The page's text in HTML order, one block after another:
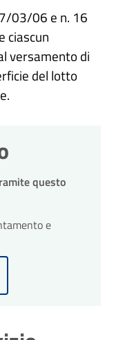
03/06 e n. 16
ciascun
versamento di
del lotto
questo
e